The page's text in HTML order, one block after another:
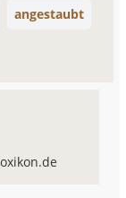
angestaubt